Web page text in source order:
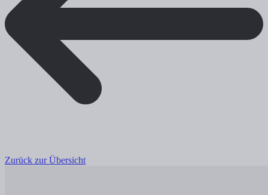
Zurück zur Übersicht